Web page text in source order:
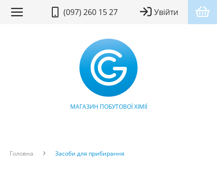
(097) 260 15 27 Увійти
МАГАЗИН ПОБУТОВОЇ ХІМІЇ
Головна Засоби для прибирання